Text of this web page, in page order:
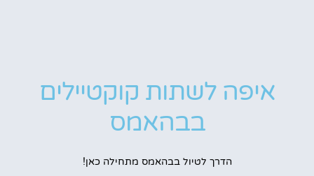
איפה לשתות קוקטיילים
בבהאמס
הדרך לטיול בבהאמס מתחילה כאן!